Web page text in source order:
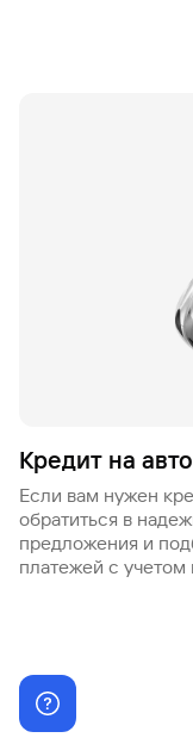
Кредит на
Если вам нужен
обратиться в
предложения и
платежей с учетом